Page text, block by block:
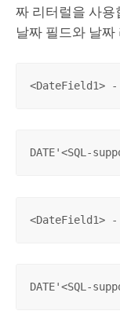
짜 리터럴을 사용
날짜 필드와 날
<DateField1>
DATE'<SQL-
<DateField1>
DATE'<SQL-